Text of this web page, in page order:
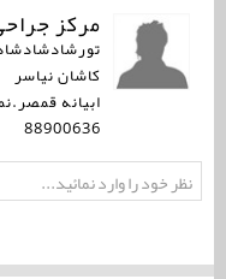
مرکز
کاشان نیاسر
ابیانه
88900636